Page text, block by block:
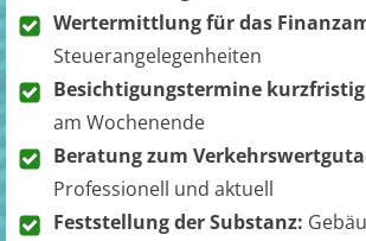
Wertermittlung für das
Steuerangelegenheiten
Besichtigungstermine
am Wochenende
Beratung zum
Professionell und aktuell
Feststellung der Substanz: